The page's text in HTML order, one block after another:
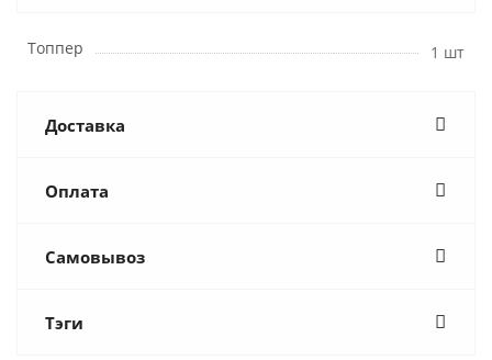
Топпер 1 шт
Доставка
Оплата
Самовывоз
Тэги